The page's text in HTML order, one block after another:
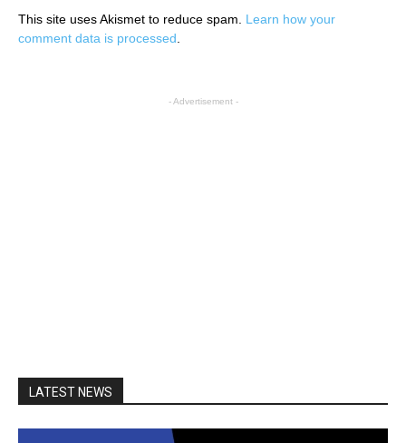
This site uses Akismet to reduce spam. Learn how your
comment data is processed
- Advertisement -
LATEST NEWS